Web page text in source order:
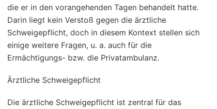
die er in den vorangehenden Tagen behandelt hatte.
Darin liegt kein Verstoß gegen die ärztliche
Schweigepflicht, doch in diesem Kontext stellen sich
einige weitere Fragen, u. a. auch für die
Ermächtigungs- bzw. die Privatambulanz.
Ärztliche Schweigepflicht
Die ärztliche Schweigepflicht ist zentral für das